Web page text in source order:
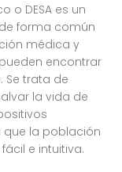
o DESA es un
forma común
médica y
encontrar
Se trata de
la vida de
la población
e intuitiva.